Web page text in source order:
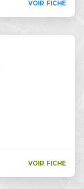
VOIR FICHE
VOIR FICHE